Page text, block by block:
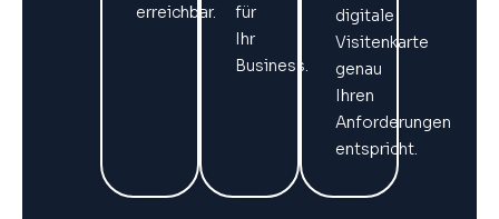
erreichbar.
für
Ihr
Business.
digitale
Visitenkarte
genau
Ihren
Anforderungen
entspricht.